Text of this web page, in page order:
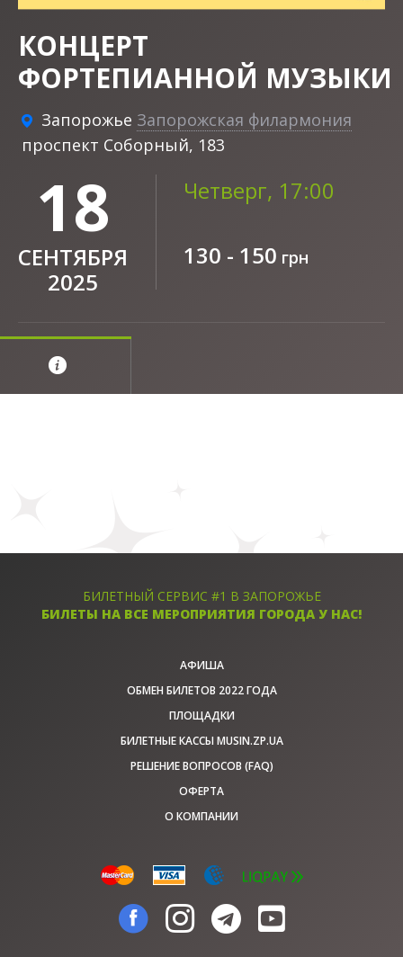
КОНЦЕРТ
ФОРТЕПИАННОЙ МУЗЫКИ
Запорожье Запорожская филармония
проспект Соборный, 183
18
СЕНТЯБРЯ
2025
Четверг, 17:00
130 - 150 грн
БИЛЕТНЫЙ СЕРВИС #1 В ЗАПОРОЖЬЕ
БИЛЕТЫ НА ВСЕ МЕРОПРИЯТИЯ ГОРОДА У НАС!
АФИША
ОБМЕН БИЛЕТОВ 2022 ГОДА
ПЛОЩАДКИ
БИЛЕТНЫЕ КАССЫ MUSIN.ZP.UA
РЕШЕНИЕ ВОПРОСОВ (FAQ)
ОФЕРТА
О КОМПАНИИ